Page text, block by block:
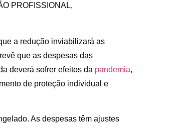
PROFISSIONAL,
a redução inviabilizará as
que as despesas das
deverá sofrer efeitos da pandemia,
de proteção individual e
As despesas têm ajustes